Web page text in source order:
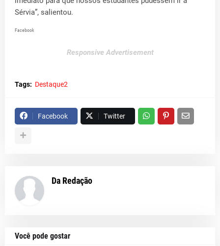
Sérvia”, salientou.
Facebook
Responsive Advertisement
Tags: Destaque2
Facebook Twitter
Da Redação
Você pode gostar